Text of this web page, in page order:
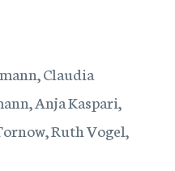
Claudia
Anja Kaspari,
Ruth Vogel,